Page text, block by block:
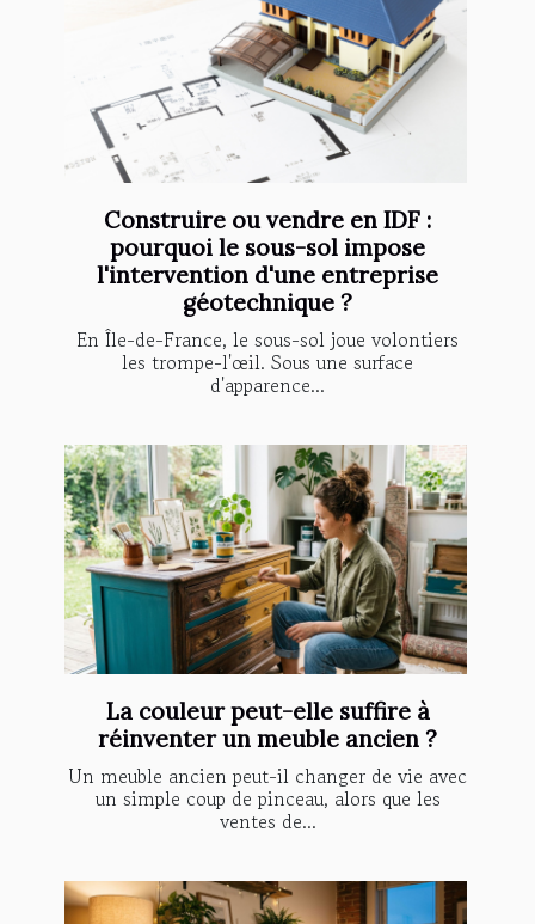
Construire ou vendre en IDF :
pourquoi le sous-sol impose
l'intervention d'une entreprise
géotechnique ?
En Île-de-France, le sous-sol joue volontiers
les trompe-l'œil. Sous une surface
d'apparence...
La couleur peut-elle suffire à
réinventer un meuble ancien ?
Un meuble ancien peut-il changer de vie avec
un simple coup de pinceau, alors que les
ventes de...